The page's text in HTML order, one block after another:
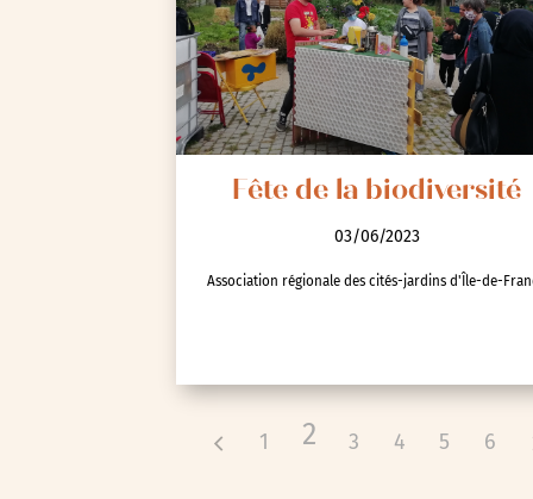
Fête de la biodiversité
03/06/2023
Association régionale des cités-jardins d'Île-de-
1 2 3 4 5 6